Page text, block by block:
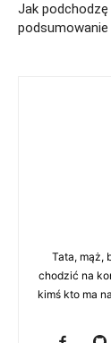
Jak
podsumowanie
Tata, mąż,
chodzić na
kimś kto ma